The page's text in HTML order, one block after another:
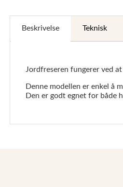
Beskrivelse Teknisk
Jordfreseren fungerer ved
Denne modellen er enkel å
Den er godt egnet for både